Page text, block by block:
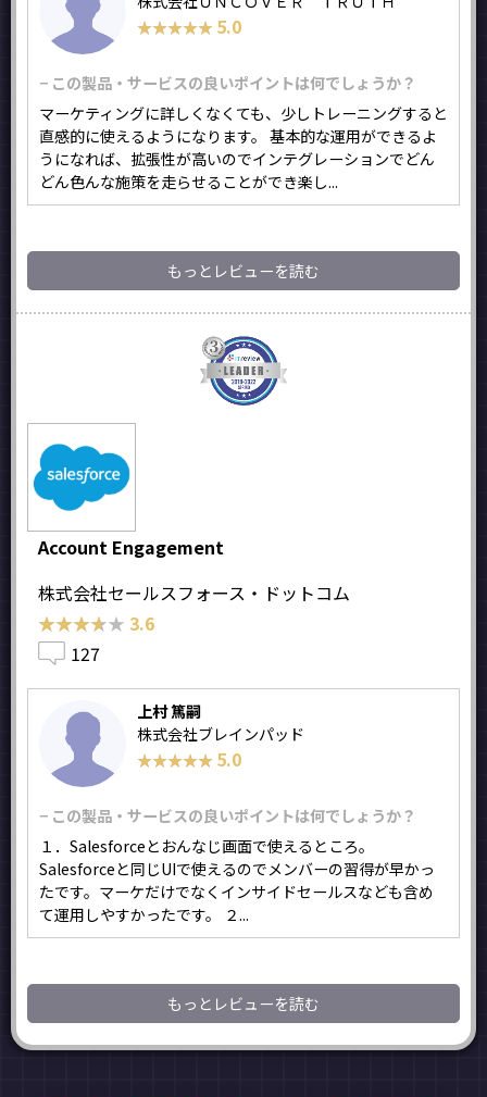
★★★★★
★★★★★ 5.0
− この製品・サービスの良いポイントは何でしょうか？
マーケティングに詳しくなくても、少しトレーニングすると
直感的に使えるようになります。 基本的な運用ができるよ
うになれば、拡張性が高いのでインテグレーションでどん
どん色んな施策を走らせることができ楽し...
もっとレビューを読む
Account Engagement
株式会社セールスフォース・ドットコム
★★★★★
★★★★★ 3.6
127
上村 篤嗣
株式会社ブレインパッド
★★★★★
★★★★★ 5.0
− この製品・サービスの良いポイントは何でしょうか？
１．Salesforceとおんなじ画面で使えるところ。
Salesforceと同じUIで使えるのでメンバーの習得が早かっ
たです。マーケだけでなくインサイドセールスなども含め
て運用しやすかったです。 ２...
もっとレビューを読む